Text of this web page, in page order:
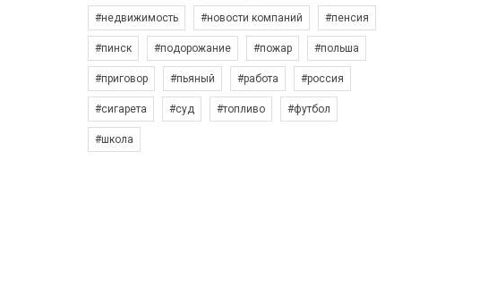
#недвижимость #новости компаний #пенсия
#пинск #подорожание #пожар #польша
#приговор #пьяный #работа #россия
#сигарета #суд #топливо #футбол
#школа